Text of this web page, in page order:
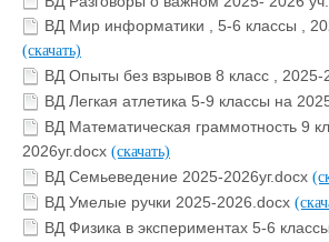
ВД Мир информатики , 5-6 классы ,
(скачать)
ВД Опыты без взрывов 8 класс , 2025-
ВД Легкая атлетика 5-9 классы на
ВД Математическая граммотность 9
2026уг.docx (скачать)
ВД Семьеведение 2025-2026уг.docx
ВД Умелые ручки 2025-2026.docx
ВД Физика в экспериментах 5-6